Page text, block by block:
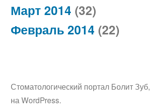
Март 2014 (32)
Февраль 2014 (22)
Стоматологический портал Болит Зуб,
на WordPress.